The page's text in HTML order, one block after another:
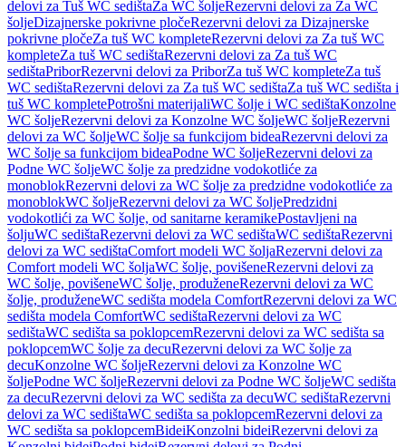
delovi za Tuš WC sedištaZa WC šoljeRezervni delovi za Za WC
šoljeDizajnerske pokrivne pločeRezervni delovi za Dizajnerske
pokrivne pločeZa tuš WC kompleteRezervni delovi za Za tuš WC
kompleteZa tuš WC sedištaRezervni delovi za Za tuš WC
sedištaPriborRezervni delovi za PriborZa tuš WC kompleteZa tuš
WC sedištaRezervni delovi za Za tuš WC sedištaZa tuš WC sedišta i
tuš WC kompletePotrošni materijaliWC šolje i WC sedištaKonzolne
WC šoljeRezervni delovi za Konzolne WC šoljeWC šoljeRezervni
delovi za WC šoljeWC šolje sa funkcijom bideaRezervni delovi za
WC šolje sa funkcijom bideaPodne WC šoljeRezervni delovi za
Podne WC šoljeWC šolje za predzidne vodokotliće za
monoblokRezervni delovi za WC šolje za predzidne vodokotliće za
monoblokWC šoljeRezervni delovi za WC šoljePredzidni
vodokotlići za WC šolje, od sanitarne keramikePostavljeni na
šoljuWC sedištaRezervni delovi za WC sedištaWC sedištaRezervni
delovi za WC sedištaComfort modeli WC šoljaRezervni delovi za
Comfort modeli WC šoljaWC šolje, povišeneRezervni delovi za
WC šolje, povišeneWC šolje, produženeRezervni delovi za WC
šolje, produženeWC sedišta modela ComfortRezervni delovi za WC
sedišta modela ComfortWC sedištaRezervni delovi za WC
sedištaWC sedišta sa poklopcemRezervni delovi za WC sedišta sa
poklopcemWC šolje za decuRezervni delovi za WC šolje za
decuKonzolne WC šoljeRezervni delovi za Konzolne WC
šoljePodne WC šoljeRezervni delovi za Podne WC šoljeWC sedišta
za decuRezervni delovi za WC sedišta za decuWC sedištaRezervni
delovi za WC sedištaWC sedišta sa poklopcemRezervni delovi za
WC sedišta sa poklopcemBideiKonzolni bideiRezervni delovi za